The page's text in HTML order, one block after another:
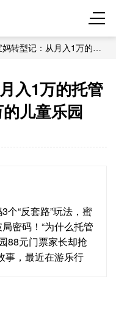
转型记：从月入1万的托
入1万的托管
儿童乐园
个“反套路”玩法，蜜
密码！“为什么托管
88元门票家长却抢
事，最近在游乐行